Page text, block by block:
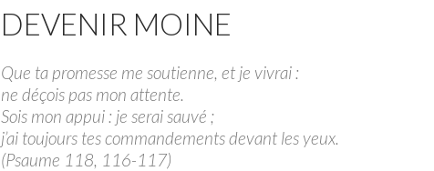
DEVENIR MOINE
Que ta promesse me soutienne, et je vivrai :
ne déçois pas mon attente.
Sois mon appui : je serai sauvé ;
j’ai toujours tes commandements devant les yeux.
(Psaume 118, 116-117)